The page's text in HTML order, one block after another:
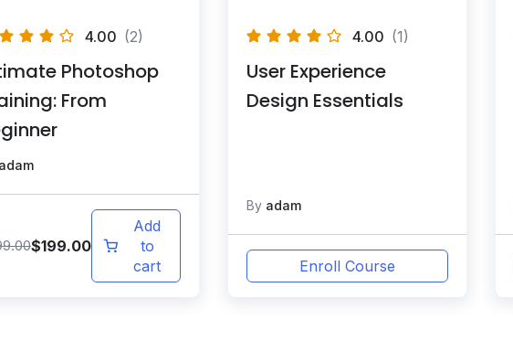
4.00 (2)
Photoshop
From
adam
$199.00
Add
to
cart
4.00 (1)
User Experience
Design Essentials
By adam
Enroll Course